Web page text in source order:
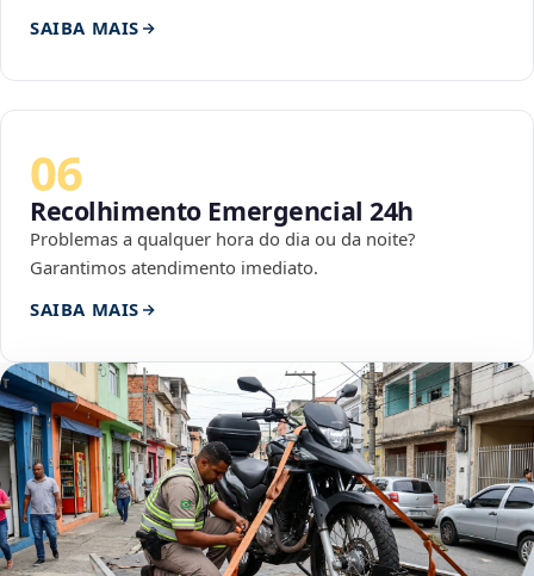
SAIBA MAIS
06
Recolhimento Emergencial 24h
Problemas a qualquer hora do dia ou da noite?
Garantimos atendimento imediato.
SAIBA MAIS